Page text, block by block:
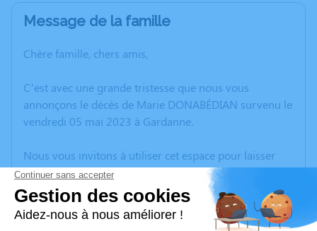
Message de la famille
Chère famille, chers amis,
C’est avec une grande tristesse que nous vous
annonçons le décès de Marie DONABÉDIAN survenu le
vendredi 05 mai 2023 à Gardanne.
Nous vous invitons à utiliser cet espace pour laisser
vos condoléances, partager des photos souvenirs, une
anecdote ou exprimer vos pensées à travers des
poèmes ou des textes. Cet endroit est un lieu
d'expression dédié à honorer la mémoire de Marie